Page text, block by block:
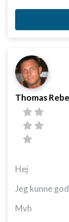
Thomas
Hej
Jeg kunne
Mvh